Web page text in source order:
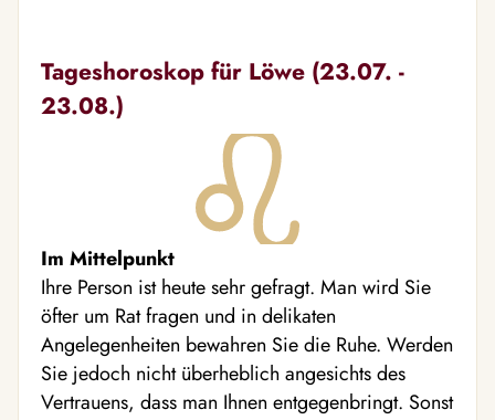
Tageshoroskop für Löwe (23.07. -
23.08.)
Im Mittelpunkt
Ihre Person ist heute sehr gefragt. Man wird Sie
öfter um Rat fragen und in delikaten
Angelegenheiten bewahren Sie die Ruhe. Werden
Sie jedoch nicht überheblich angesichts des
Vertrauens, dass man Ihnen entgegenbringt. Sonst